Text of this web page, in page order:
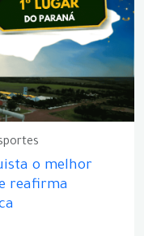
o melhor
reafirma